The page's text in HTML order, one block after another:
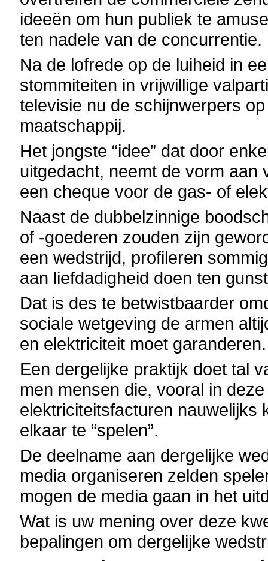
ideeën om hun publiek te
ten nadele van de concurrentie.
Na de lofrede op de luiheid in
stommiteiten in vrijwillige
televisie nu de schijnwerpers
maatschappij.
Het jongste “idee” dat door
uitgedacht, neemt de vorm aan
een cheque voor de gas- of
Naast de dubbelzinnige
of -goederen zouden zijn
een wedstrijd, profileren
aan liefdadigheid doen ten
Dat is des te betwistbaarder
sociale wetgeving de armen
en elektriciteit moet garanderen.
Een dergelijke praktijk doet tal
men mensen die, vooral in
elektriciteitsfacturen nauwelijks
elkaar te “spelen”.
De deelname aan dergelijke
media organiseren zelden
mogen de media gaan in het
Wat is uw mening over deze
bepalingen om dergelijke